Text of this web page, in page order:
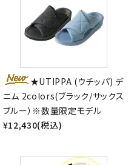
★UTIPPA (ウチッパ) デ
ニム 2colors(ブラック/サックス
ブルー）※数量限定モデル
¥12,430(税込)